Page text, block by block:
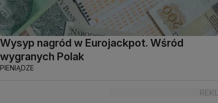
Wysyp nagród w Eurojackpot. Wśród
wygranych Polak
PIENIĄDZE